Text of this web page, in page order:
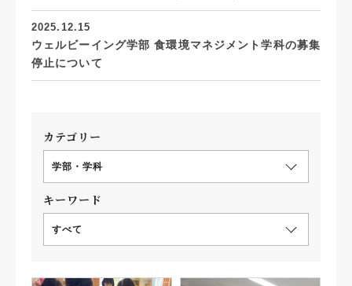
2025.12.15
ウェルビーイング学部 食環境マネジメント学科の募集
停止について
カテゴリー
学部・学科
キーワード
すべて